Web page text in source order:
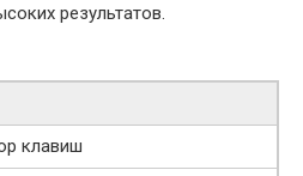
результатов.
клавиш